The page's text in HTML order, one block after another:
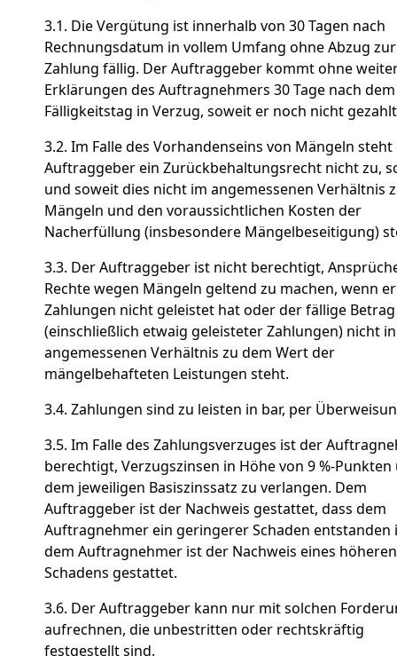
3.1. Die Vergütung ist innerhalb von 30 Tagen nach
Rechnungsdatum in vollem Umfang ohne Abzug zur
Zahlung fällig. Der Auftraggeber kommt ohne
Erklärungen des Auftragnehmers 30 Tage nach dem
Fälligkeitstag in Verzug, soweit er noch nicht
3.2. Im Falle des Vorhandenseins von Mängeln steht
Auftraggeber ein Zurückbehaltungsrecht nicht zu,
und soweit dies nicht im angemessenen Verhältnis
Mängeln und den voraussichtlichen Kosten der
Nacherfüllung (insbesondere Mängelbeseitigung)
3.3. Der Auftraggeber ist nicht berechtigt,
Rechte wegen Mängeln geltend zu machen, wenn
Zahlungen nicht geleistet hat oder der fällige Betrag
(einschließlich etwaig geleisteter Zahlungen) nicht
angemessenen Verhältnis zu dem Wert der
mängelbehafteten Leistungen steht.
3.4. Zahlungen sind zu leisten in bar, per
3.5. Im Falle des Zahlungsverzuges ist der
berechtigt, Verzugszinsen in Höhe von 9 %-Punkten
dem jeweiligen Basiszinssatz zu verlangen. Dem
Auftraggeber ist der Nachweis gestattet, dass dem
Auftragnehmer ein geringerer Schaden entstanden
dem Auftragnehmer ist der Nachweis eines höheren
Schadens gestattet.
3.6. Der Auftraggeber kann nur mit solchen
aufrechnen, die unbestritten oder rechtskräftig
festgestellt sind.